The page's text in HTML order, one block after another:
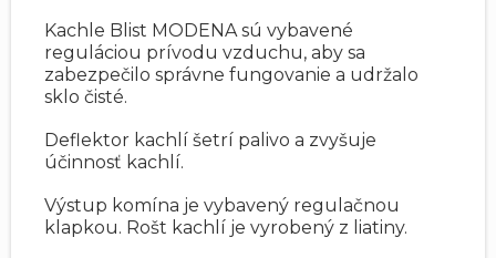
Kachle Blist MODENA sú vybavené
reguláciou prívodu vzduchu, aby sa
zabezpečilo správne fungovanie a udržalo
sklo čisté.
Deflektor kachlí šetrí palivo a zvyšuje
účinnosť kachlí.
Výstup komína je vybavený regulačnou
klapkou. Rošt kachlí je vyrobený z liatiny.